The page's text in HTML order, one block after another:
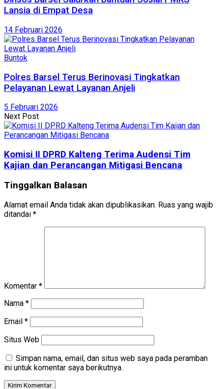
Lansia di Empat Desa
14 Februari 2026
Buntok
Polres Barsel Terus Berinovasi Tingkatkan
Pelayanan Lewat Layanan Anjeli
5 Februari 2026
Next Post
Komisi II DPRD Kalteng Terima Audensi Tim
Kajian dan Perancangan Mitigasi Bencana
Tinggalkan Balasan
Alamat email Anda tidak akan dipublikasikan. Ruas yang wajib
ditandai *
Komentar *
Nama *
Email *
Situs Web
Simpan nama, email, dan situs web saya pada peramban
ini untuk komentar saya berikutnya.